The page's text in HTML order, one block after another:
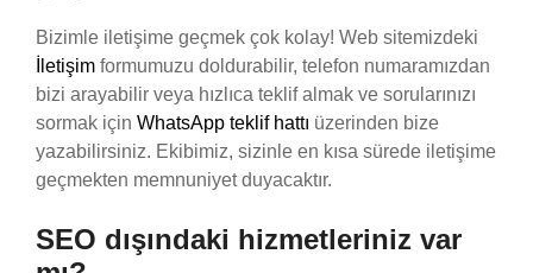
Bizimle iletişime geçmek çok kolay! Web sitemizdeki
İletişim formumuzu doldurabilir, telefon numaramızdan
bizi arayabilir veya hızlıca teklif almak ve sorularınızı
sormak için WhatsApp teklif hattı üzerinden bize
yazabilirsiniz. Ekibimiz, sizinle en kısa sürede iletişime
geçmekten memnuniyet duyacaktır.
SEO dışındaki hizmetleriniz var